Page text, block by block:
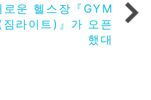
운 헬스장『GYM
라이트)』가 오픈
했대